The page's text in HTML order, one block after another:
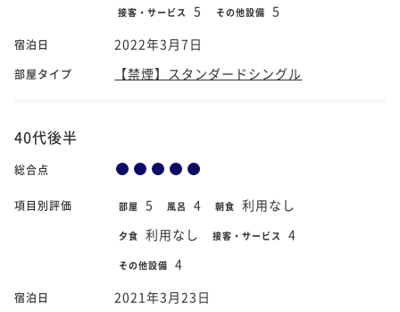
接客・サービス 5 その他設備 5
宿泊日 2022年3月7日
部屋タイプ 【禁煙】スタンダードシングル
40代後半
総合点
項目別評価 部屋 5 風呂 4 朝食 利用なし
夕食 利用なし 接客・サービス 4
その他設備 4
宿泊日 2021年3月23日